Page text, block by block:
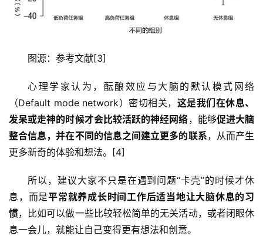
图源：参考文献[3]
心理学家认为，酝酿效应与大脑的默认模式网络
（Default mode network）密切相关， 这是我们在休息、
发呆或走神的时候才会比较活跃的神经网络，能够促进大脑
整合信息，并在不同的信息之间建立更多的联系，从而产生
更多新奇的体验和想法。[4]
所以，建议大家不只是在遇到问题“卡壳”的时候才休
息，而是平常就养成长时间工作后适当地让大脑休息的习
惯，比如可以做一些比较轻松简单的无关活动，或者闭眼休
息一会儿，就能让自己变得更有想法和创意。